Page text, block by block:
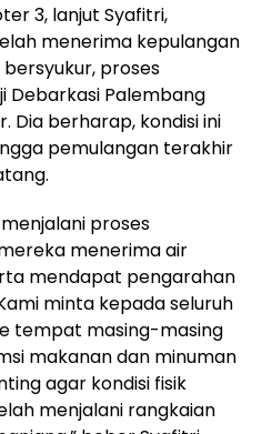
3, lanjut Syafitri,
menerima kepulangan
bersyukur, proses
Debarkasi Palembang
Dia berharap, kondisi ini
pemulangan terakhir
proses
menerima air
mendapat pengarahan
minta kepada seluruh
tempat masing-masing
makanan dan minuman
agar kondisi fisik
menjalani rangkaian